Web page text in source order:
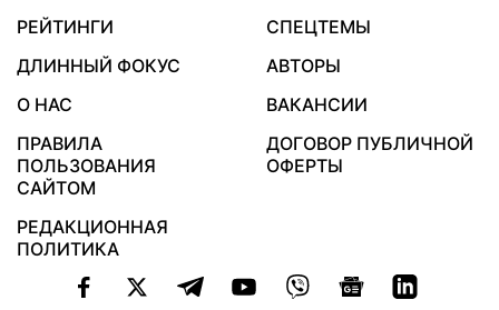
РЕЙТИНГИ
СПЕЦТЕМЫ
ДЛИННЫЙ ФОКУС
АВТОРЫ
О НАС
ВАКАНСИИ
ПРАВИЛА
ПОЛЬЗОВАНИЯ
САЙТОМ
ДОГОВОР ПУБЛИЧНОЙ
ОФЕРТЫ
РЕДАКЦИОННАЯ
ПОЛИТИКА